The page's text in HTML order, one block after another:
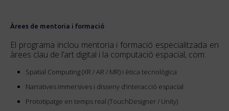
Àrees de mentoria i formació
El programa inclou mentoria i formació especialitzada en
àrees clau de l’art digital i la computació espacial, com:
Spatial Computing (XR / AR / MR) i ètica tecnològica
Narratives immersives i disseny d’interacció espacial
Prototipatge en temps real (TouchDesigner / Unity)